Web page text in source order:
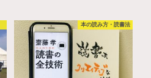
本の読み方・読書法